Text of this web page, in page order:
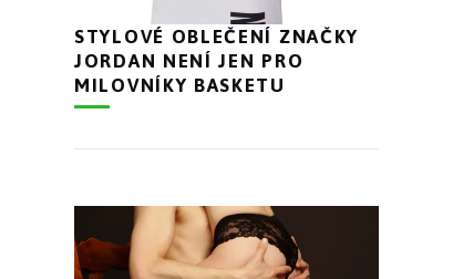
STYLOVÉ OBLEČENÍ ZNAČKY
JORDAN NENÍ JEN PRO
MILOVNÍKY BASKETU